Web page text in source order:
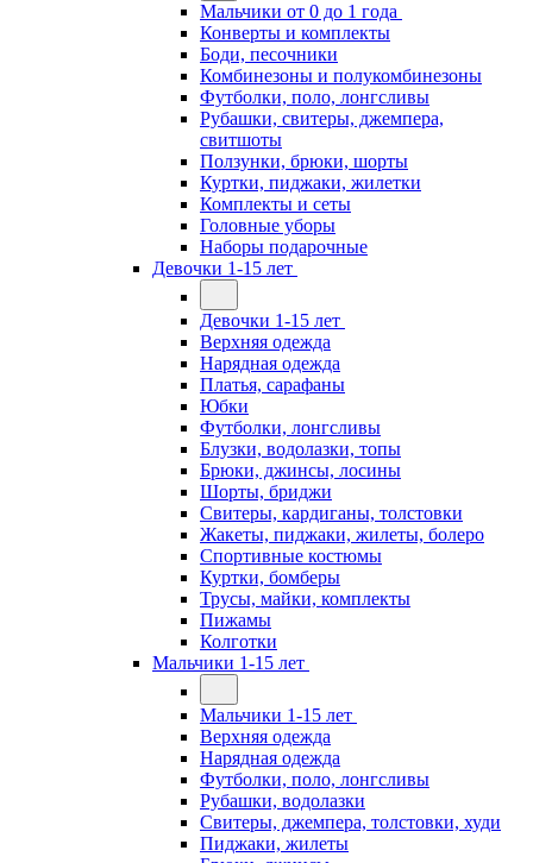
Мальчики от 0 до 1 года
Конверты и комплекты
Боди, песочники
Комбинезоны и полукомбинезоны
Футболки, поло, лонгсливы
Рубашки, свитеры, джемпера,
свитшоты
Ползунки, брюки, шорты
Куртки, пиджаки, жилетки
Комплекты и сеты
Головные уборы
Наборы подарочные
Девочки 1-15 лет
Девочки 1-15 лет
Верхняя одежда
Нарядная одежда
Платья, сарафаны
Юбки
Футболки, лонгсливы
Блузки, водолазки, топы
Брюки, джинсы, лосины
Шорты, бриджи
Свитеры, кардиганы, толстовки
Жакеты, пиджаки, жилеты, болеро
Спортивные костюмы
Куртки, бомберы
Трусы, майки, комплекты
Пижамы
Колготки
Мальчики 1-15 лет
Мальчики 1-15 лет
Верхняя одежда
Нарядная одежда
Футболки, поло, лонгсливы
Рубашки, водолазки
Свитеры, джемпера, толстовки, худи
Пиджаки, жилеты